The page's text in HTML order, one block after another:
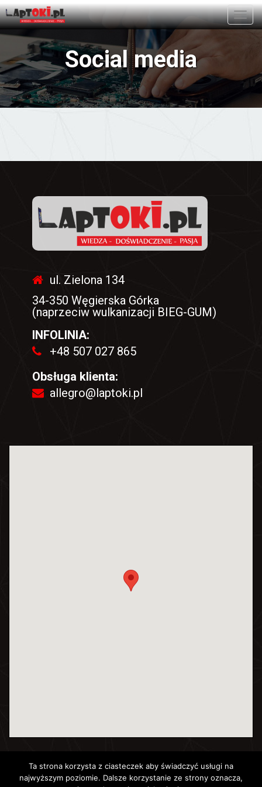
Social media
ul. Zielona 134
34-350 Węgierska Górka
(naprzeciw wulkanizacji BIEG-GUM)
INFOLINIA:
+48 507 027 865
Obsługa klienta:
allegro@laptoki.pl
Ta strona korzysta z ciasteczek aby świadczyć usługi na
najwyższym poziomie. Dalsze korzystanie ze strony oznacza,